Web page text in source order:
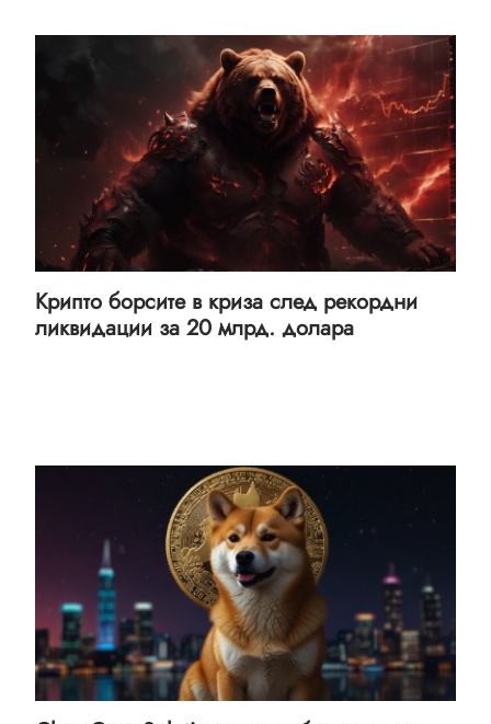
Крипто борсите в криза след рекордни
ликвидации за 20 млрд. долара